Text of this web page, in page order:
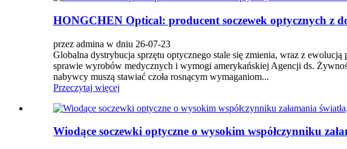
HONGCHEN Optical: producent soczewek optycznych z
przez admina w dniu 26-07-23
Globalna dystrybucja sprzętu optycznego stale się zmienia, wraz z
sprawie wyrobów medycznych i wymogi amerykańskiej Agencji ds.
nabywcy muszą stawiać czoła rosnącym wymaganiom...
Przeczytaj więcej
Wiodące soczewki optyczne o wysokim współczynniku